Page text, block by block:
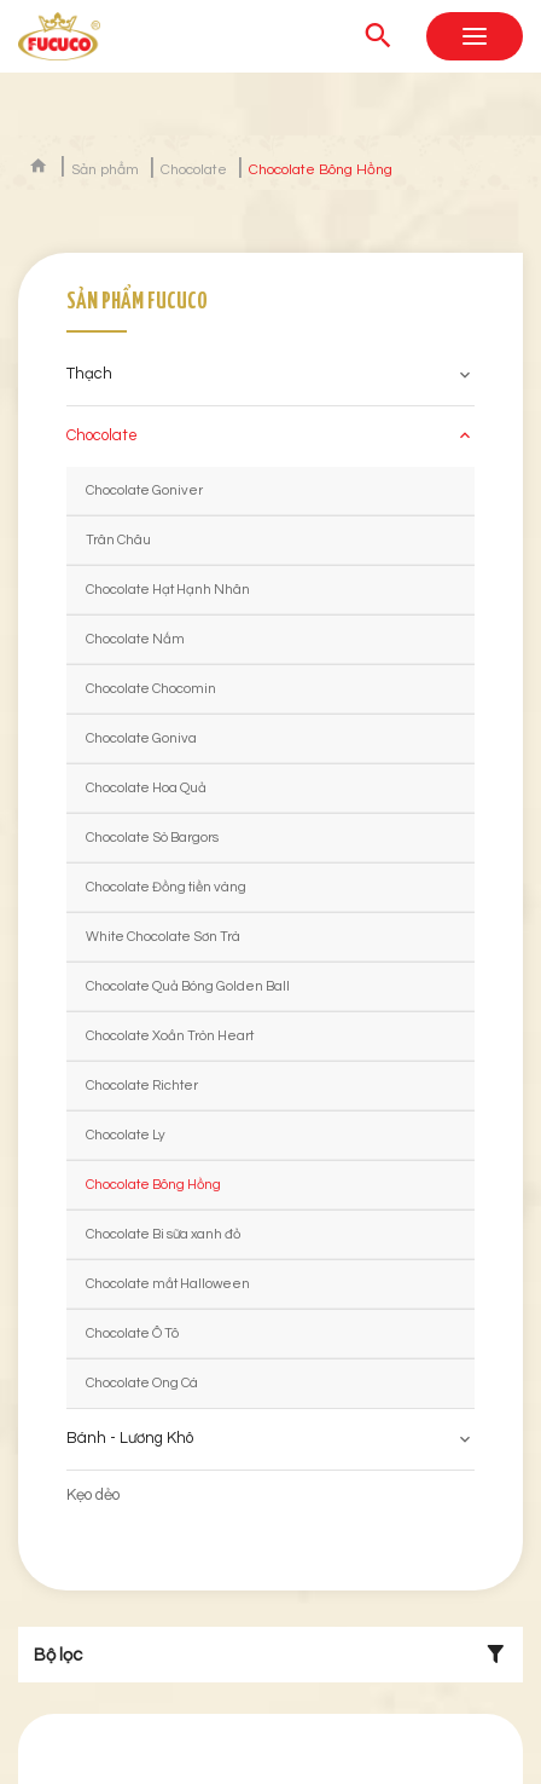
Sản phẩm Chocolate Chocolate Bông Hồng
SẢN PHẨM FUCUCO
Thạch
Chocolate
Chocolate Goniver
Trân Châu
Chocolate Hạt Hạnh Nhân
Chocolate Nấm
Chocolate Chocomin
Chocolate Goniva
Chocolate Hoa Quả
Chocolate Sò Bargors
Chocolate Đồng tiền vàng
White Chocolate Sơn Trà
Chocolate Quả Bóng Golden Ball
Chocolate Xoắn Tròn Heart
Chocolate Richter
Chocolate Ly
Chocolate Bông Hồng
Chocolate Bi sữa xanh đỏ
Chocolate mắt Halloween
Chocolate Ô Tô
Chocolate Ong Cá
Bánh - Lương Khô
Kẹo dẻo
Bộ lọc